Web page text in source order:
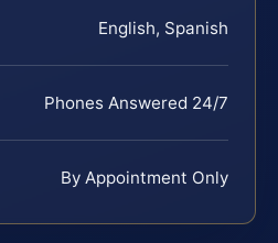
English, Spanish
Phones Answered 24/7
By Appointment Only